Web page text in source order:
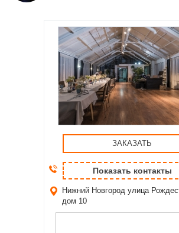
ЗАКАЗАТЬ
Показать контакты
Нижний Новгород улица
дом 10